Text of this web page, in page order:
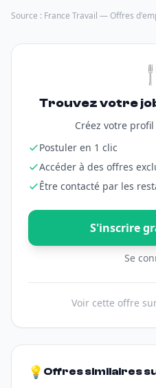
Source : France Travail — Offres
Trouvez votre
Créez votre
Postuler en 1 clic
Accéder à des offres
Être contacté par les
S'inscrire
Se
Voir cette offre
💡 Offres similaires